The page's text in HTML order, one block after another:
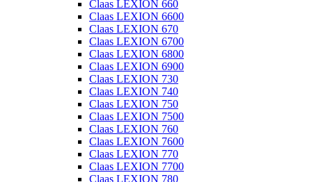
Claas LEXION 660
Claas LEXION 6600
Claas LEXION 670
Claas LEXION 6700
Claas LEXION 6800
Claas LEXION 6900
Claas LEXION 730
Claas LEXION 740
Claas LEXION 750
Claas LEXION 7500
Claas LEXION 760
Claas LEXION 7600
Claas LEXION 770
Claas LEXION 7700
Claas LEXION 780